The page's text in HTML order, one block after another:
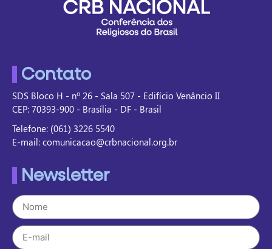
Contato
SDS Bloco H - nº 26 - Sala 507 - Edifício Venâncio II
CEP: 70393-900 - Brasília - DF - Brasil
Telefone: (061) 3226 5540
E-mail: comunicacao@crbnacional.org.br
Newsletter